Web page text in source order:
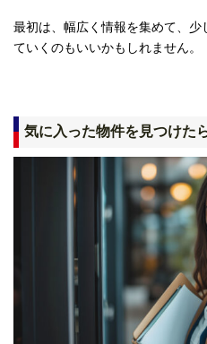
最初は、幅広く情報を集めて、
ていくのもいいかもしれません。
気に入った物件を見つけた